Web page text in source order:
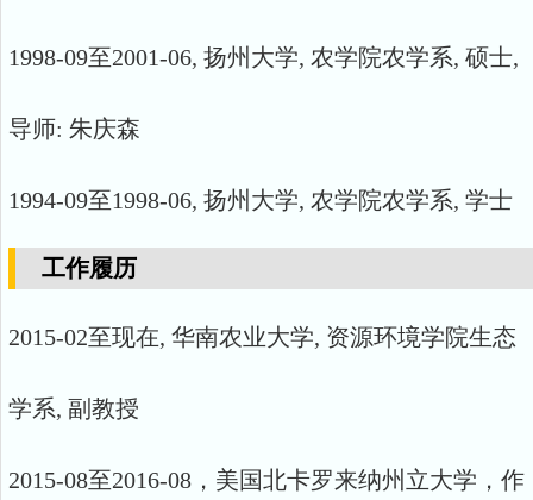
1998-09至2001-06, 扬州大学, 农学院农学系, 硕士,
导师: 朱庆森
1994-09至1998-06, 扬州大学, 农学院农学系, 学士
工作履历
2015-02至现在, 华南农业大学, 资源环境学院生态
学系, 副教授
2015-08至2016-08，美国北卡罗来纳州立大学，作